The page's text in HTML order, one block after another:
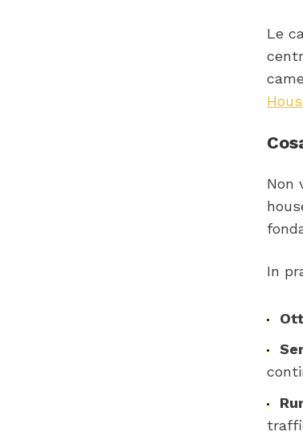
Le
Non
In